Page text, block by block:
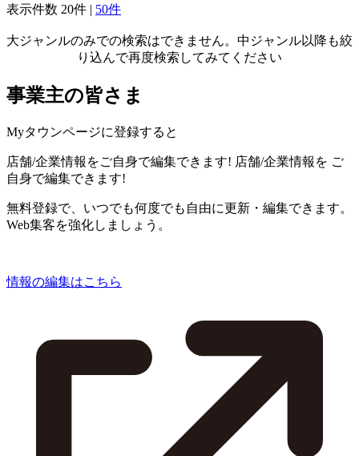
表示件数 20件 | 50件
大ジャンルのみでの検索はできません。中ジャンル以降も絞
り込んで再度検索してみてください
事業主の皆さま
Myタウンページに登録すると
店舗/企業情報をご自身で編集できます! 店舗/企業情報を ご
自身で編集できます!
無料登録で、いつでも何度でも自由に更新・編集できます。
Web集客を強化しましょう。
情報の編集はこちら